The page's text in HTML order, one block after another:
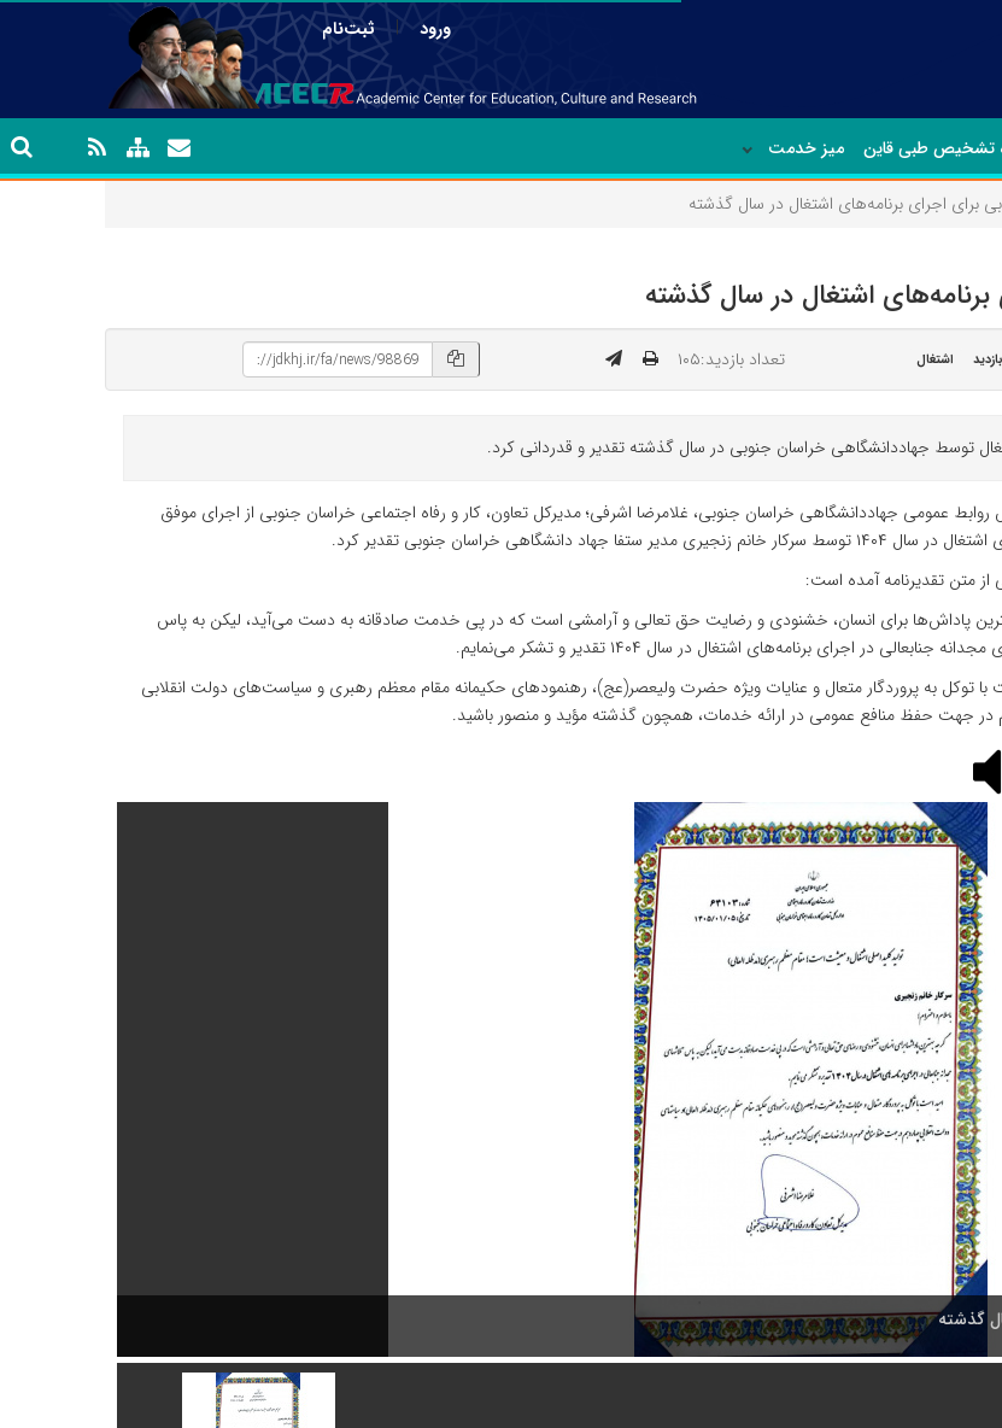
ورود | ثبت‌نام
تشخیص طبی قاین میز خدمت
برای اجرای برنامه‌های اشتغال در سال گذشته
اشتغال در سال گذشته
اشتغال تعداد بازدید:۱۰۵
توسط جهاددانشگاهی خراسان جنوبی در سال گذشته تقدیر و قدردانی کرد.
روابط عمومی جهاددانشگاهی خراسان جنوبی، غلامرضا اشرفی؛ مدیرکل تعاون، کار و رفاه اجتماعی خراسان جنوبی از اجرای موفق
خانم زنجیری مدیر ستفا جهاد دانشگاهی خراسان جنوبی تقدیر کرد.
متن تقدیرنامه آمده است:
پاداش‌ها برای انسان، خشنودی و رضایت حق تعالی و آرامشی است که در پی خدمت صادقانه به دست می‌آید، لیکن به پاس
جنابعالی در اجرای برنامه‌های اشتغال در سال ۱۴۰۴ تقدیر و تشکر می‌نمایم.
با توکل به پروردگار متعال و عنایات ویژه حضرت ولیعصر(عج)، رهنمودهای حکیمانه مقام معظم رهبری و سیاست‌های دولت انقلابی
در جهت حفظ منافع عمومی در ارائه خدمات، همچون گذشته مؤید و منصور باشید.
گذشته